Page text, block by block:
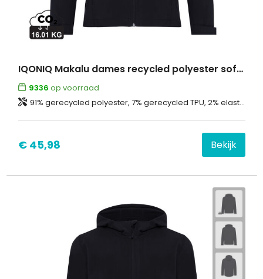
IQONIQ Makalu dames recycled polyester softshell jas
9336 op voorraad
91% gerecycled polyester, 7% gerecycled TPU, 2% elastaan
€ 45,98 Bekijk